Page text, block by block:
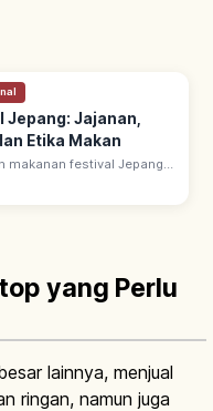
Jepang: Jajanan,
Etika Makan
makanan festival Jepang
semi (Maret–Mei)
yang Perlu
lainnya, menjual
ringan, namun juga